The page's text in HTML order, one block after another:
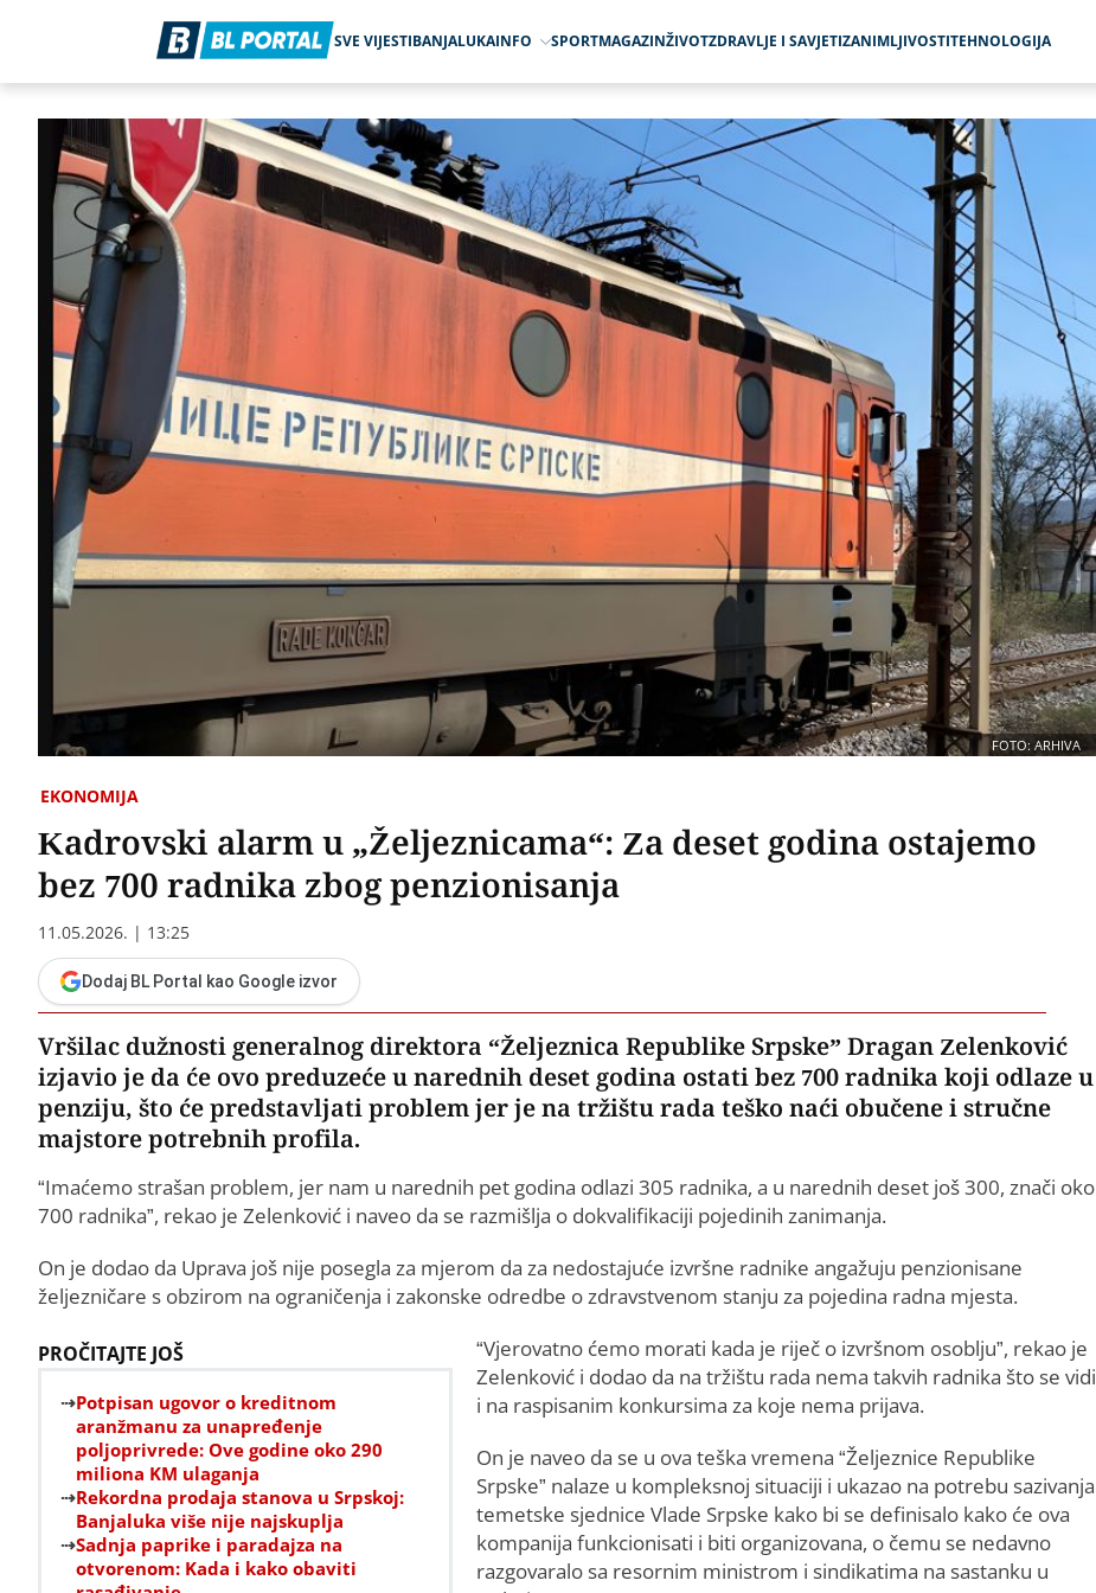
SVE VIJESTIBANJALUKAINFO SPORTMAGAZINŽIVOTZDRAVLJE I SAVJETIZANIMLJIVOSTITEHNOLOGIJA
FOTO: ARHIVA
EKONOMIJA
Kadrovski alarm u „Željeznicama“: Za deset godina ostajemo
bez 700 radnika zbog penzionisanja
11.05.2026. | 13:25
Dodaj BL Portal kao Google izvor
Vršilac dužnosti generalnog direktora “Željeznica Republike Srpske” Dragan Zelenković
izjavio je da će ovo preduzeće u narednih deset godina ostati bez 700 radnika koji odlaze u
penziju, što će predstavljati problem jer je na tržištu rada teško naći obučene i stručne
majstore potrebnih profila.
“Imaćemo strašan problem, jer nam u narednih pet godina odlazi 305 radnika, a u narednih deset još 300, znači oko
700 radnika”, rekao je Zelenković i naveo da se razmišlja o dokvalifikaciji pojedinih zanimanja.
On je dodao da Uprava još nije posegla za mjerom da za nedostajuće izvršne radnike angažuju penzionisane
željezničare s obzirom na ograničenja i zakonske odredbe o zdravstvenom stanju za pojedina radna mjesta.
PROČITAJTE JOŠ
Potpisan ugovor o kreditnom
aranžmanu za unapređenje
poljoprivrede: Ove godine oko 290
miliona KM ulaganja
Rekordna prodaja stanova u Srpskoj:
Banjaluka više nije najskuplja
Sadnja paprike i paradajza na
otvorenom: Kada i kako obaviti
“Vjerovatno ćemo morati kada je riječ o izvršnom osoblju”, rekao je
Zelenković i dodao da na tržištu rada nema takvih radnika što se vidi
i na raspisanim konkursima za koje nema prijava.
On je naveo da se u ova teška vremena “Željeznice Republike
Srpske” nalaze u kompleksnoj situaciji i ukazao na potrebu sazivanja
temetske sjednice Vlade Srpske kako bi se definisalo kako će ova
kompanija funkcionisati i biti organizovana, o čemu se nedavno
razgovaralo sa resornim ministrom i sindikatima na sastanku u